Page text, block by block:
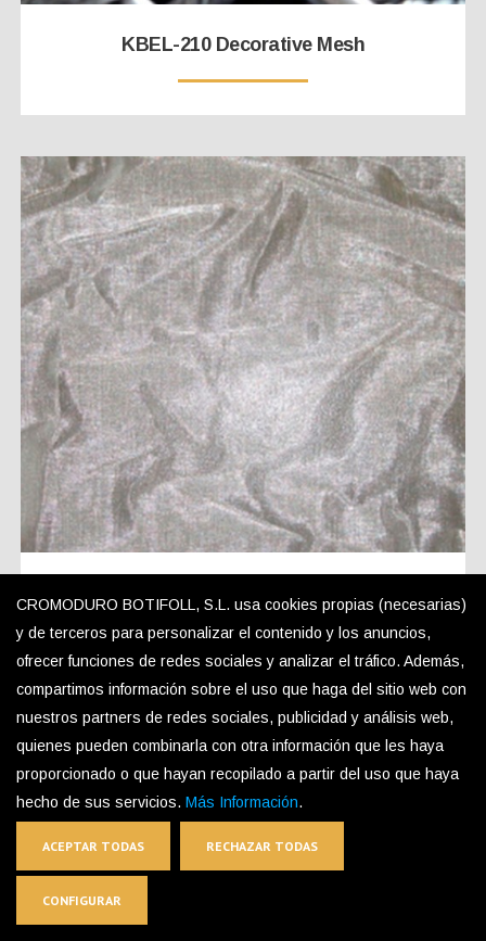
KBEL-210 Decorative Mesh
CROMODURO BOTIFOLL, S.L. usa cookies propias (necesarias)
y de terceros para personalizar el contenido y los anuncios,
ofrecer funciones de redes sociales y analizar el tráfico. Además,
compartimos información sobre el uso que haga del sitio web con
nuestros partners de redes sociales, publicidad y análisis web,
quienes pueden combinarla con otra información que les haya
proporcionado o que hayan recopilado a partir del uso que haya
hecho de sus servicios. Más Información.
ACEPTAR TODAS RECHAZAR TODAS
CONFIGURAR